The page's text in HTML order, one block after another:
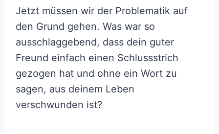
Jetzt müssen wir der Problematik auf
den Grund gehen. Was war so
ausschlaggebend, dass dein guter
Freund einfach einen Schlussstrich
gezogen hat und ohne ein Wort zu
sagen, aus deinem Leben
verschwunden ist?